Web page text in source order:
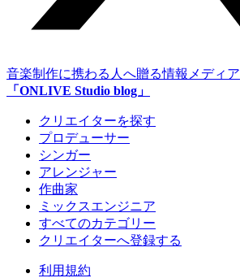
音楽制作に携わる人へ贈る情報メディア
「ONLIVE Studio blog」
クリエイターを探す
プロデューサー
シンガー
アレンジャー
作曲家
ミックスエンジニア
すべてのカテゴリー
クリエイターへ登録する
利用規約